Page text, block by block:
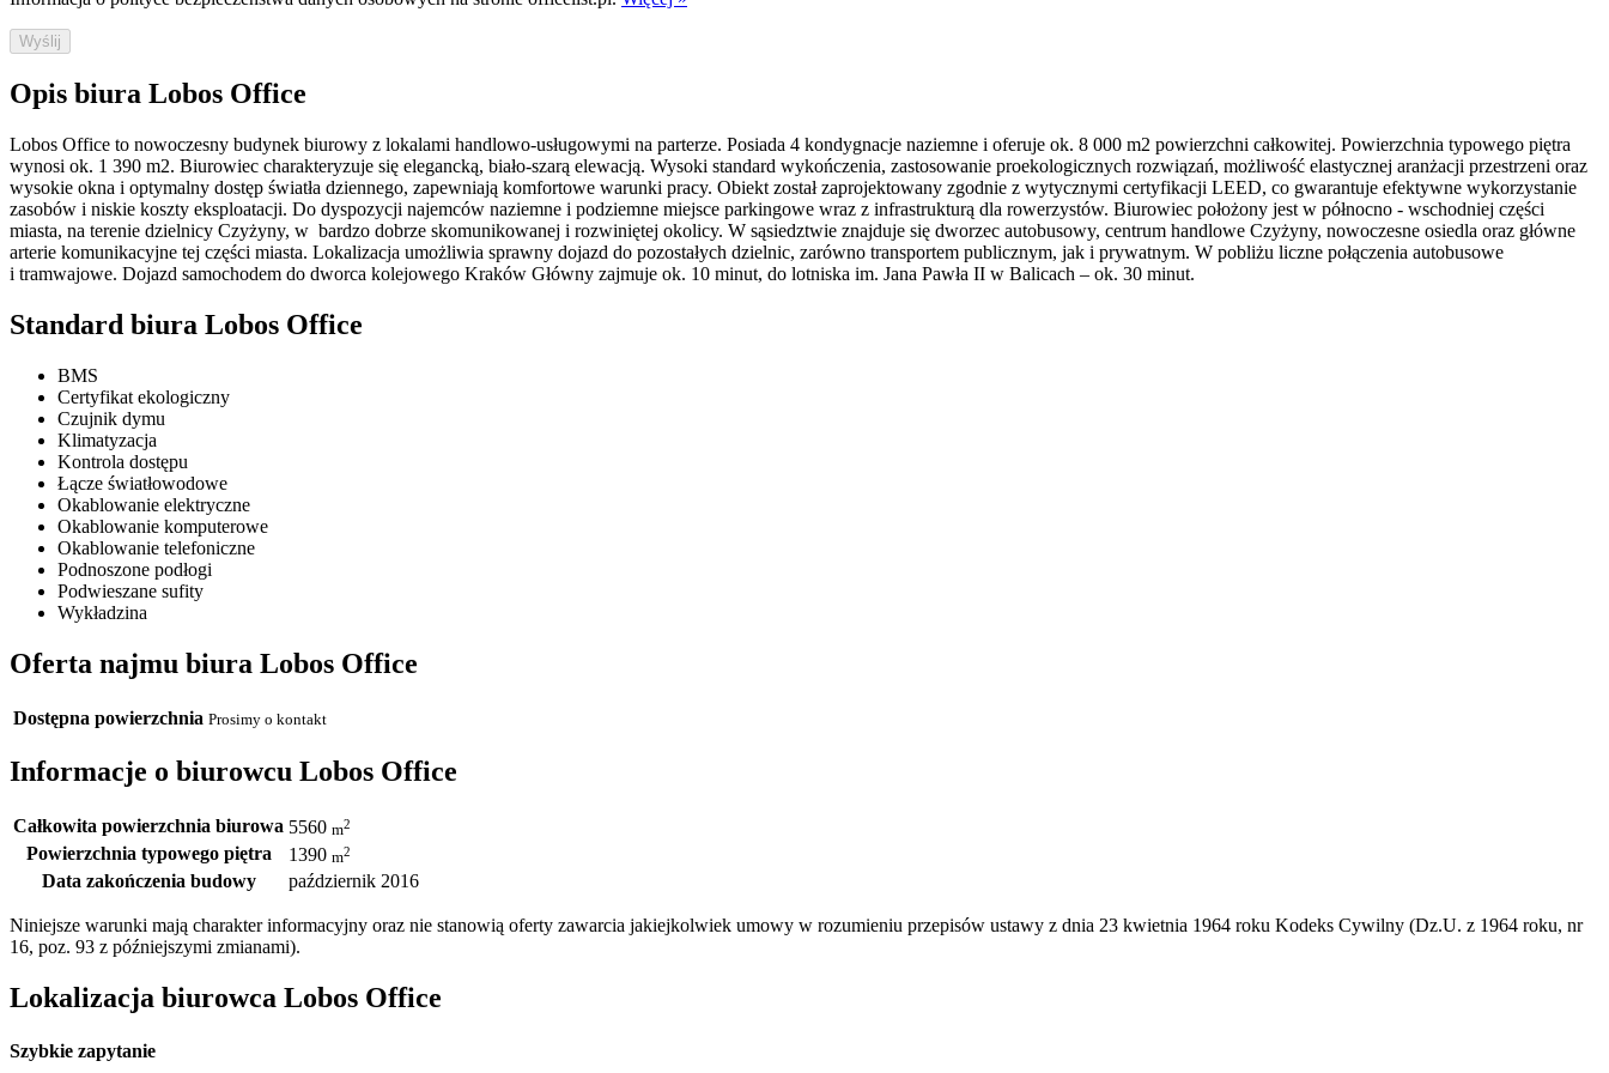
Wyślij
Opis biura Lobos Office
Lobos Office to nowoczesny budynek biurowy z lokalami handlowo-usługowymi na parterze. Posiada 4 kondygnacje naziemne i oferuje ok. 8 000 m2 powierzchni całkowitej. Powierzchnia typowego piętra
wynosi ok. 1 390 m2. Biurowiec charakteryzuje się elegancką, biało-szarą elewacją. Wysoki standard wykończenia, zastosowanie proekologicznych rozwiązań, możliwość elastycznej aranżacji przestrzeni oraz
wysokie okna i optymalny dostęp światła dziennego, zapewniają komfortowe warunki pracy. Obiekt został zaprojektowany zgodnie z wytycznymi certyfikacji LEED, co gwarantuje efektywne wykorzystanie
zasobów i niskie koszty eksploatacji. Do dyspozycji najemców naziemne i podziemne miejsce parkingowe wraz z infrastrukturą dla rowerzystów. Biurowiec położony jest w północno - wschodniej części
miasta, na terenie dzielnicy Czyżyny, w bardzo dobrze skomunikowanej i rozwiniętej okolicy. W sąsiedztwie znajduje się dworzec autobusowy, centrum handlowe Czyżyny, nowoczesne osiedla oraz główne
arterie komunikacyjne tej części miasta. Lokalizacja umożliwia sprawny dojazd do pozostałych dzielnic, zarówno transportem publicznym, jak i prywatnym. W pobliżu liczne połączenia autobusowe
i tramwajowe. Dojazd samochodem do dworca kolejowego Kraków Główny zajmuje ok. 10 minut, do lotniska im. Jana Pawła II w Balicach – ok. 30 minut.
Standard biura Lobos Office
BMS
Certyfikat ekologiczny
Czujnik dymu
Klimatyzacja
Kontrola dostępu
Łącze światłowodowe
Okablowanie elektryczne
Okablowanie komputerowe
Okablowanie telefoniczne
Podnoszone podłogi
Podwieszane sufity
Wykładzina
Oferta najmu biura Lobos Office
Dostępna powierzchnia Prosimy o kontakt
Informacje o biurowcu Lobos Office
Całkowita powierzchnia biurowa 5560 m2
Powierzchnia typowego piętra 1390 m2
Data zakończenia budowy październik 2016
Niniejsze warunki mają charakter informacyjny oraz nie stanowią oferty zawarcia jakiejkolwiek umowy w rozumieniu przepisów ustawy z dnia 23 kwietnia 1964 roku Kodeks Cywilny (Dz.U. z 1964 roku, nr
16, poz. 93 z późniejszymi zmianami).
Lokalizacja biurowca Lobos Office
Szybkie zapytanie